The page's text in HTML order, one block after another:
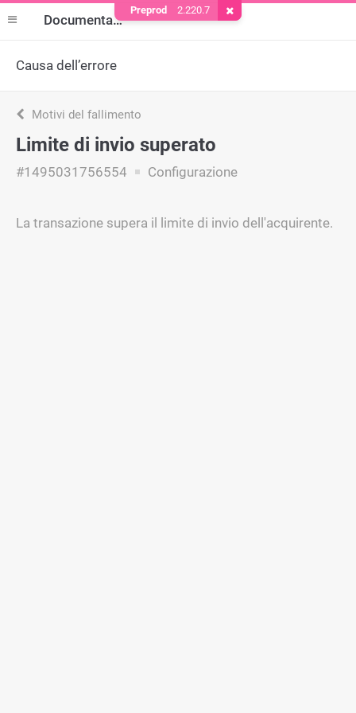
Documentazione
Causa dell’errore
Motivi del fallimento
Limite di invio superato
#1495031756554 Configurazione
La transazione supera il limite di invio dell'acquirente.
Preprod 2.220.7 Rimuovere il cookie